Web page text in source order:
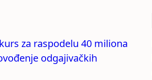
za raspodelu 40 miliona
odgajivačkih